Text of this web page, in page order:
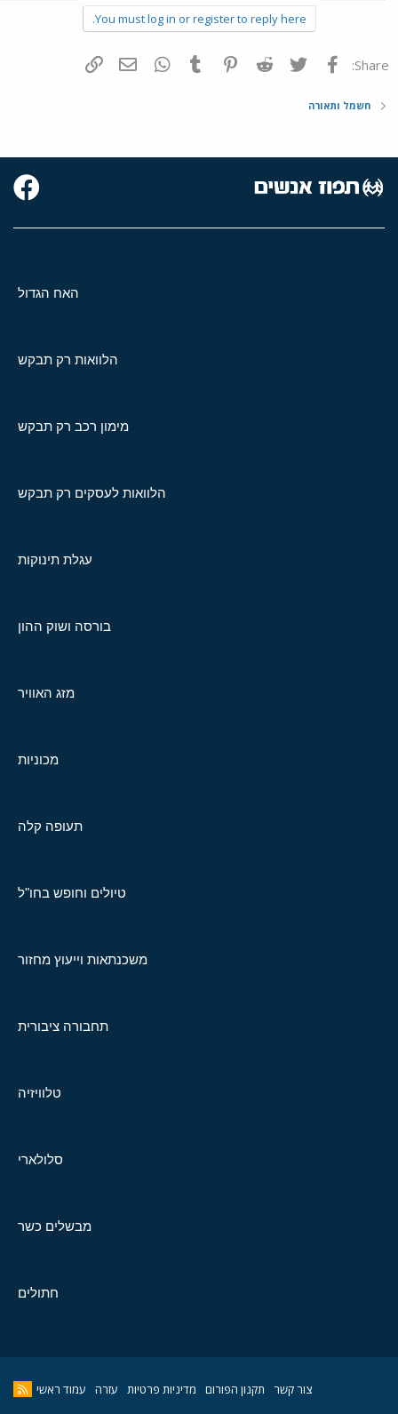
You must log in or register to reply here.
Share: פייסבוק Twitter
Reddit
Pinterest
Tumblr
WhatsAppדואר אלקטרוני
חשמל ותאורה
האח הגדול
הלוואות רק תבקש
מימון רכב רק תבקש
הלוואות לעסקים רק תבקש
עגלת תינוקות
בורסה ושוק ההון
מזג האוויר
מכוניות
תעופה קלה
טיולים וחופש בחו"ל
משכנתאות וייעוץ מחזור
תחבורה ציבורית
טלוויזיה
סלולארי
מבשלים כשר
חתולים
צור קשר תקנון הפורום מדיניות פרטיות עזרה עמוד ראשי